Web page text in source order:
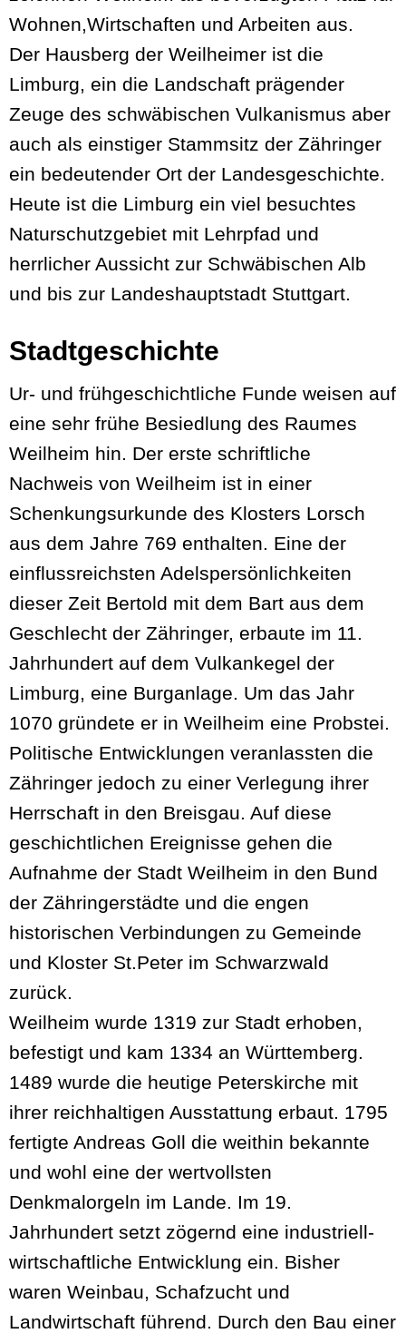
Wohnen,Wirtschaften und Arbeiten aus.
Der Hausberg der Weilheimer ist die
Limburg, ein die Landschaft prägender
Zeuge des schwäbischen Vulkanismus aber
auch als einstiger Stammsitz der Zähringer
ein bedeutender Ort der Landesgeschichte.
Heute ist die Limburg ein viel besuchtes
Naturschutzgebiet mit Lehrpfad und
herrlicher Aussicht zur Schwäbischen Alb
und bis zur Landeshauptstadt Stuttgart.
Stadtgeschichte
Ur- und frühgeschichtliche Funde weisen auf
eine sehr frühe Besiedlung des Raumes
Weilheim hin. Der erste schriftliche
Nachweis von Weilheim ist in einer
Schenkungsurkunde des Klosters Lorsch
aus dem Jahre 769 enthalten. Eine der
einflussreichsten Adelspersönlichkeiten
dieser Zeit Bertold mit dem Bart aus dem
Geschlecht der Zähringer, erbaute im 11.
Jahrhundert auf dem Vulkankegel der
Limburg, eine Burganlage. Um das Jahr
1070 gründete er in Weilheim eine Probstei.
Politische Entwicklungen veranlassten die
Zähringer jedoch zu einer Verlegung ihrer
Herrschaft in den Breisgau. Auf diese
geschichtlichen Ereignisse gehen die
Aufnahme der Stadt Weilheim in den Bund
der Zähringerstädte und die engen
historischen Verbindungen zu Gemeinde
und Kloster St.Peter im Schwarzwald
zurück.
Weilheim wurde 1319 zur Stadt erhoben,
befestigt und kam 1334 an Württemberg.
1489 wurde die heutige Peterskirche mit
ihrer reichhaltigen Ausstattung erbaut. 1795
fertigte Andreas Goll die weithin bekannte
und wohl eine der wertvollsten
Denkmalorgeln im Lande. Im 19.
Jahrhundert setzt zögernd eine industriell-
wirtschaftliche Entwicklung ein. Bisher
waren Weinbau, Schafzucht und
Landwirtschaft führend. Durch den Bau einer